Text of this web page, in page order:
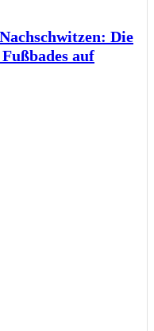
Die
auf